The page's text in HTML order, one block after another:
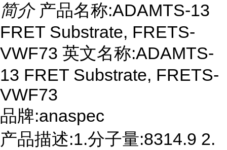
简介 产品名称:ADAMTS-13
FRET Substrate, FRETS-
VWF73 英文名称:ADAMTS-
13 FRET Substrate, FRETS-
VWF73
品牌:anaspec
产品描述:1.分子量:8314.9 2.